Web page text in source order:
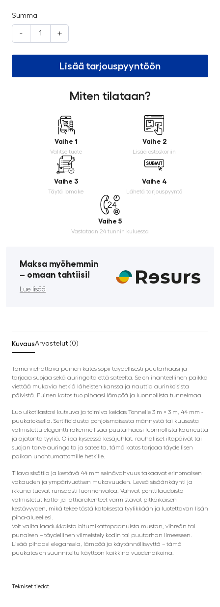
Summa
- +
Lisää tarjouspyyntöön
Miten tilataan?
Vaihe 1
Valitse tuote
Vaihe 2
Lisää ostoskoriin
Vaihe 3
Täytä lomake
Vaihe 4
Lähetä tarjouspyyntö
Vaihe 5
Vastataan 24 tunnin kuluessa
Maksa myöhemmin
­– omaan tahtiisi!
Lue lisää
KuvausArvostelut (0)
Tämä viehättävä puinen katos sopii täydellisesti puutarhaasi ja
tarjoaa suojaa sekä auringolta että sateelta. Se on ihanteellinen paikka
viettää mukavia hetkiä läheisten kanssa ja nauttia aurinkoisista
päivistä. Puinen katos tuo pihaasi lämpöä ja luonnollista tunnelmaa.
Luo ulkotilastasi kutsuva ja toimiva keidas Tonnelle 3 m × 3 m, 44 mm -
puukatoksella. Sertifioidusta pohjoismaisesta männystä tai kuusesta
valmistettu elegantti rakenne lisää puutarhaasi luonnollista kauneutta
ja ajatonta tyyliä. Olipa kyseessä kesäjuhlat, rauhalliset iltapäivät tai
suojan tarve auringolta ja sateelta, tämä katos tarjoaa täydellisen
paikan unohtumattomille hetkille.
Tilava sisätila ja kestävä 44 mm seinävahvuus takaavat erinomaisen
vakauden ja ympärivuotisen mukavuuden. Leveä sisäänkäynti ja
ikkuna tuovat runsaasti luonnonvaloa. Vahvat ponttilaudoista
valmistetut katto- ja lattiarakenteet varmistavat pitkäikäisen
kestävyyden, mikä tekee tästä katoksesta tyylikkään ja luotettavan lisän
piha-alueellesi.
Voit valita laadukkaista bitumikattopaanuista mustan, vihreän tai
punaisen – täydellinen viimeistely kodin tai puutarhan ilmeeseen.
Lisää pihaasi eleganssia, lämpöä ja käytännöllisyyttä – tämä
puukatos on suunniteltu käyttöön kaikkina vuodenaikoina.
Tekniset tiedot: